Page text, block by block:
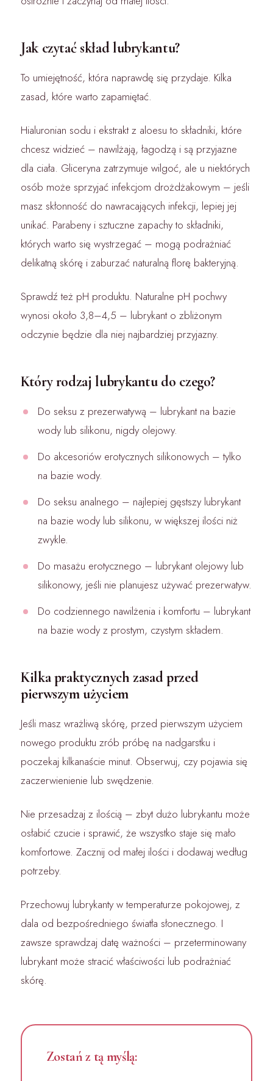
Jak czytać skład lubrykantu?
To umiejętność, która naprawdę się przydaje. Kilka
zasad, które warto zapamiętać.
Hialuronian sodu i ekstrakt z aloesu to składniki, które
chcesz widzieć – nawilżają, łagodzą i są przyjazne
dla ciała. Gliceryna zatrzymuje wilgoć, ale u niektórych
osób może sprzyjać infekcjom drożdżakowym – jeśli
masz skłonność do nawracających infekcji, lepiej jej
unikać. Parabeny i sztuczne zapachy to składniki,
których warto się wystrzegać – mogą podrażniać
delikatną skórę i zaburzać naturalną florę bakteryjną.
Sprawdź też pH produktu. Naturalne pH pochwy
wynosi około 3,8–4,5 – lubrykant o zbliżonym
odczynie będzie dla niej najbardziej przyjazny.
Który rodzaj lubrykantu do czego?
Do seksu z prezerwatywą – lubrykant na bazie
wody lub silikonu, nigdy olejowy.
Do akcesoriów erotycznych silikonowych – tylko
na bazie wody.
Do seksu analnego – najlepiej gęstszy lubrykant
na bazie wody lub silikonu, w większej ilości niż
zwykle.
Do masażu erotycznego – lubrykant olejowy lub
silikonowy, jeśli nie planujesz używać prezerwatyw.
Do codziennego nawilżenia i komfortu – lubrykant
na bazie wody z prostym, czystym składem.
Kilka praktycznych zasad przed
pierwszym użyciem
Jeśli masz wrażliwą skórę, przed pierwszym użyciem
nowego produktu zrób próbę na nadgarstku i
poczekaj kilkanaście minut. Obserwuj, czy pojawia się
zaczerwienienie lub swędzenie.
Nie przesadzaj z ilością – zbyt dużo lubrykantu może
osłabić czucie i sprawić, że wszystko staje się mało
komfortowe. Zacznij od małej ilości i dodawaj według
potrzeby.
Przechowuj lubrykanty w temperaturze pokojowej, z
dala od bezpośredniego światła słonecznego. I
zawsze sprawdzaj datę ważności – przeterminowany
lubrykant może stracić właściwości lub podrażniać
skórę.
Zostań z tą myślą: